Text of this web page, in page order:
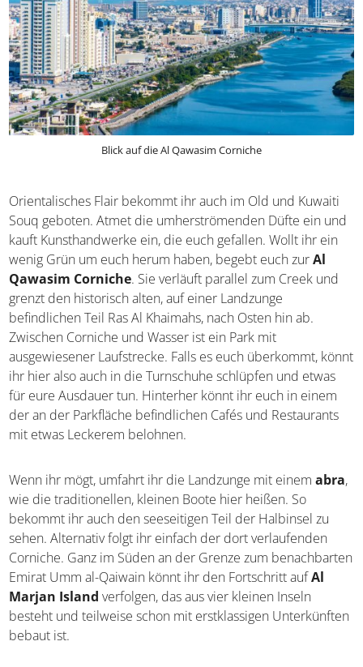
Blick auf die Al Qawasim Corniche
Orientalisches Flair bekommt ihr auch im Old und Kuwaiti
Souq geboten. Atmet die umherströmenden Düfte ein und
kauft Kunsthandwerke ein, die euch gefallen. Wollt ihr ein
wenig Grün um euch herum haben, begebt euch zurAl
Qawasim Corniche. Sie verläuft parallel zum Creek und
grenzt den historisch alten, auf einer Landzunge
befindlichen Teil Ras Al Khaimahs, nach Osten hin ab.
Zwischen Corniche und Wasser ist ein Park mit
ausgewiesener Laufstrecke. Falls es euch überkommt, könnt
ihr hier also auch in die Turnschuhe schlüpfen und etwas
für eure Ausdauer tun. Hinterher könnt ihr euch in einem
der an der Parkfläche befindlichen Cafés und Restaurants
mit etwas Leckerem belohnen.
Wenn ihr mögt, umfahrt ihr die Landzunge mit einemabra,
wie die traditionellen, kleinen Boote hier heißen. So
bekommt ihr auch den seeseitigen Teil der Halbinsel zu
sehen. Alternativ folgt ihr einfach der dort verlaufenden
Corniche. Ganz im Süden an der Grenze zum benachbarten
Emirat Umm al-Qaiwain könnt ihr den Fortschritt aufAl
Marjan Island verfolgen, das aus vier kleinen Inseln
besteht und teilweise schon mit erstklassigen Unterkünften
bebaut ist.